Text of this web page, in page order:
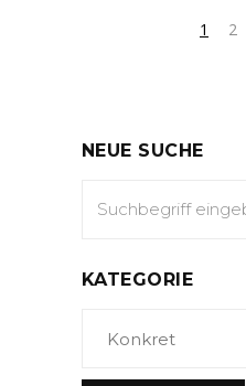
1 2
NEUE SUCHE
KATEGORIE